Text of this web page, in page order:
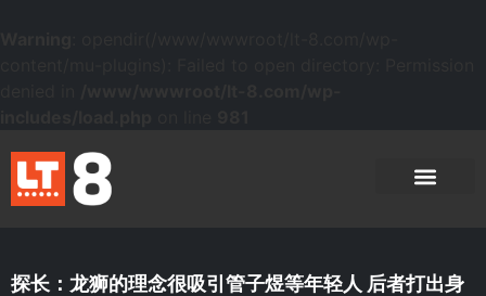
探长：龙狮的理念很吸引管子煜等年轻人 后者打出身